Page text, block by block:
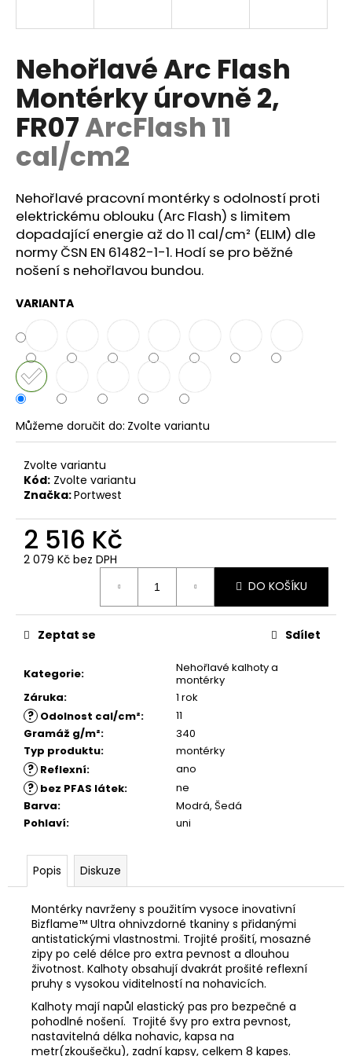
Nehořlavé Arc Flash
Montérky úrovně 2,
FR07ArcFlash 11
cal/cm2
Nehořlavé pracovní montérky s odolností proti
elektrickému oblouku (Arc Flash) s limitem
dopadající energie až do 11 cal/cm² (ELIM) dle
normy ČSN EN 61482-1-1. Hodí se pro běžné
nošení s nehořlavou bundou.
VARIANTA
Můžeme doručit do: Zvolte variantu
Zvolte variantu
Kód: Zvolte variantu
Značka:Portwest
2 516 Kč
2 079 Kč bez DPH
DO KOŠÍKU
Kategorie:
Nehořlavé kalhoty a
montérky
Záruka: 1 rok
? Odolnost cal/cm²:
11
Gramáž g/m²:
340
Typ produktu: montérky
? Reflexní: ano
? bez PFAS látek:
ne
Barva:
Modrá, Šedá
Pohlaví: uni
Zeptat se Sdílet
Popis Diskuze
Montérky navrženy s použitím vysoce inovativní
Bizflame™ Ultra ohnivzdorné tkaniny s přidanými
antistatickými vlastnostmi. Trojité prošití, mosazné
zipy po celé délce pro extra pevnost a dlouhou
životnost. Kalhoty obsahují dvakrát prošité reflexní
pruhy s vysokou viditelností na nohavicích.
Kalhoty mají napůl elastický pas pro bezpečné a
pohodlné nošení. Trojité švy pro extra pevnost,
nastavitelná délka nohavic, kapsa na
metr(zkoušečku), zadní kapsy, celkem 8 kapes.
í
t
?
D
o
o
u
u
j
e
m
e